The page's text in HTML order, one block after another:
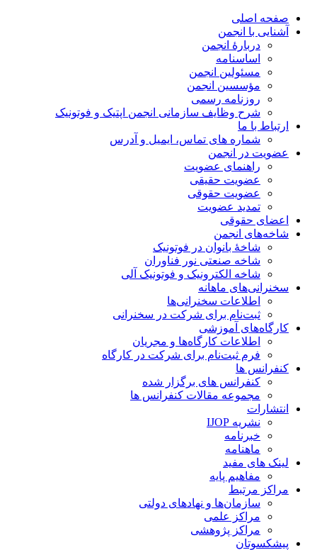
صفحه اصلی
آشنایی با انجمن
دربارۀ انجمن
اساسنامه
مسئولین انجمن
مؤسسین انجمن
روزنامه رسمی
شرح وظایف سازمانی انجمن اپتیک و فوتونیک
ارتباط با ما
شماره های تماس، ایمیل و آدرس
عضویت در انجمن
راهنمای عضویت
عضویت حقیقی
عضویت حقوقی
تمدید عضویت
اعضای حقوقی
شاخه‌های انجمن
شاخۀ بانوان در فوتونیک
شاخه صنعتی نور فناوران
شاخه‌ الکترونیک و فوتونیک آلی
سخنرانی‌های ماهانه
اطلاعات سخنرانی‌‌ها
ثبت‌نام برای شرکت در سخنرانی
کارگاه‌های آموزشی
اطلاعات کارگاه‌ها و مجریان
فرم ثبت‌نام برای شرکت در کارگاه
کنفرانس ها
کنفرانس های برگزار شده
مجموعه مقالات کنفرانس ها
انتشارات
نشریه IJOP
خبرنامه
ماهنامه
لینک های مفید
مفاهیم پایه
مراکز مرتبط
سازمان‌ها و نهادهای دولتی
مراکز علمی
مراکز پژوهشی
پیشکسوتان